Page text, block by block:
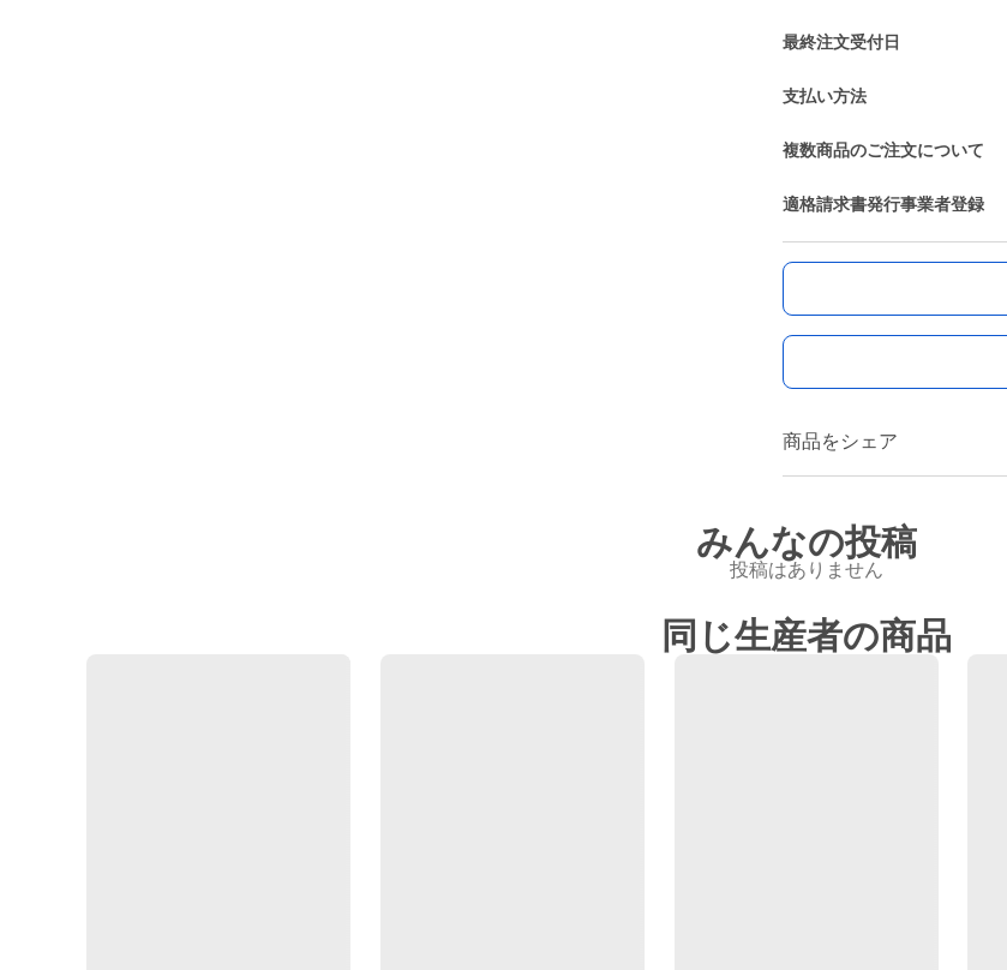
最終注文受付日
支払い方法
複数商品のご注文について
適格請求書発行事業者登録
商品をシェア
みんなの投稿
投稿はありません
同じ生産者の商品